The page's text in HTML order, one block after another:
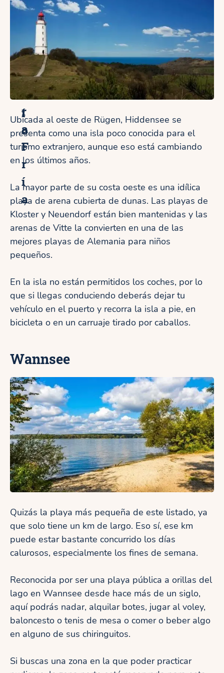
r
o
J
u
d
í
o
í
n
l
G
u
e
r
r
a
F
r
í
a
Ubicada al oeste de Rügen, Hiddensee se
presenta como una isla poco conocida para el
turismo extranjero, aunque eso está cambiando
en los últimos años.
La mayor parte de su costa oeste es una idílica
playa de arena cubierta de dunas. Las playas de
Kloster y Neuendorf están bien mantenidas y las
arenas de Vitte la convierten en una de las
mejores playas de Alemania para niños
pequeños.
En la isla no están permitidos los coches, por lo
que si llegas conduciendo deberás dejar tu
vehículo en el puerto y recorra la isla a pie, en
bicicleta o en un carruaje tirado por caballos.
Wannsee
Quizás la playa más pequeña de este listado, ya
que solo tiene un km de largo. Eso sí, ese km
puede estar bastante concurrido los días
calurosos, especialmente los fines de semana.
Reconocida por ser una playa pública a orillas del
lago en Wannsee desde hace más de un siglo,
aquí podrás nadar, alquilar botes, jugar al voley,
baloncesto o tenis de mesa o comer o beber algo
en alguno de sus chiringuitos.
Si buscas una zona en la que poder practicar